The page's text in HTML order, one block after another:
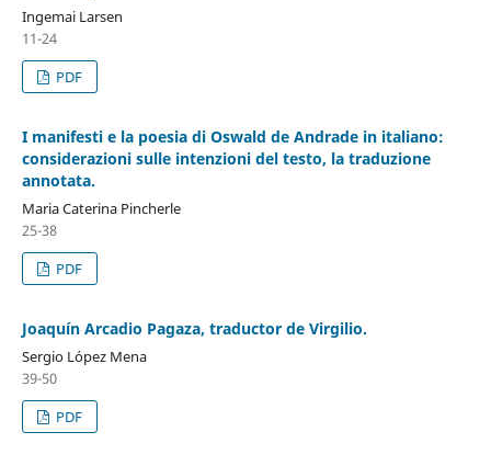
Ingemai Larsen
11-24
PDF
I manifesti e la poesia di Oswald de Andrade in italiano:
considerazioni sulle intenzioni del testo, la traduzione
annotata.
Maria Caterina Pincherle
25-38
PDF
Joaquín Arcadio Pagaza, traductor de Virgilio.
Sergio López Mena
39-50
PDF